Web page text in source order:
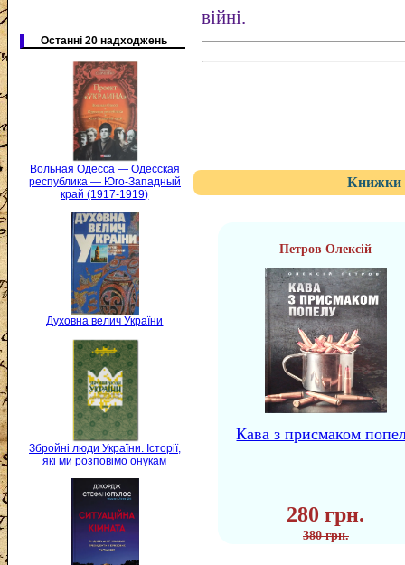
Останні 20 надходжень
Вольная Одесса — Одесская
республика — Юго-Западный
край (1917-1919)
Духовна велич України
Збройні люди України. Історії,
які ми розповімо онукам
війні.
Книжки
Петров Олексій
Кава з присмаком
280 грн.
380 грн.